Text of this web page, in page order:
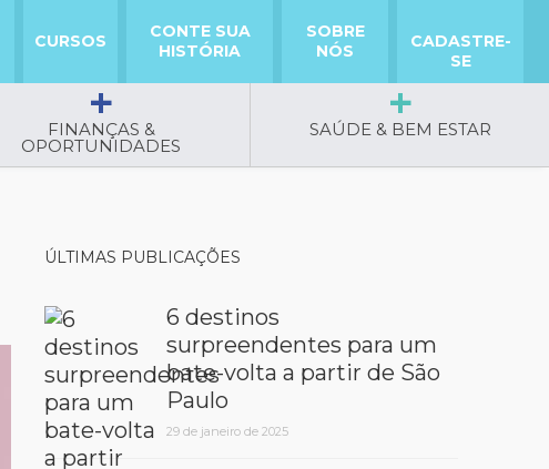
CURSOS
CONTE SUA
HISTÓRIA
SOBRE
NÓS
CADASTRE-
SE
FINANÇAS &
OPORTUNIDADES
SAÚDE & BEM ESTAR
ÚLTIMAS PUBLICAÇÕES
6 destinos
surpreendentes para um
bate-volta a partir de São
Paulo
29 de janeiro de 2025